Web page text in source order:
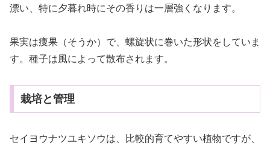
漂い、特に夕暮れ時にその香りは一層強くなります。
果実は痩果（そうか）で、螺旋状に巻いた形状をしていま
す。種子は風によって散布されます。
栽培と管理
セイヨウナツユキソウは、比較的育てやすい植物ですが、